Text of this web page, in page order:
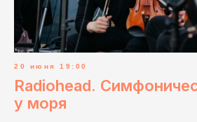
20 июня 19:00
Radiohead.
у моря